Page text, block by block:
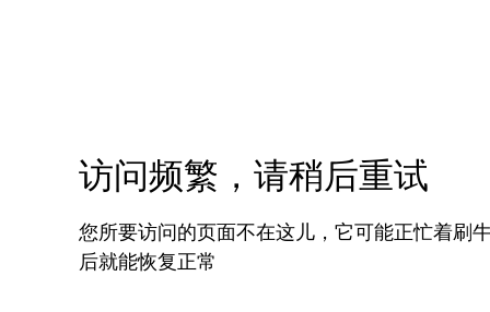
访问频繁，请稍后重试
您所要访问的页面不在这儿，它可能正忙着刷
后就能恢复正常